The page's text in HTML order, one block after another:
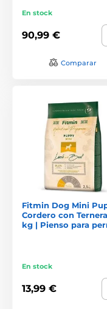
En stock
90,99 €
Comparar
Fitmin Dog Mini
Cordero con
kg | Pienso para
En stock
13,99 €